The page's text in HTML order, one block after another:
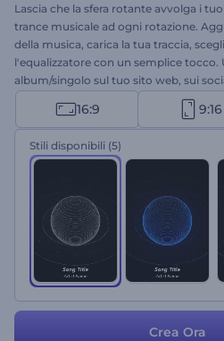
Lascia che la sfera rotante avvolga i
trance musicale ad ogni rotazione.
della musica, carica la tua traccia,
l'equalizzatore con un semplice
album/singolo sul tuo sito web, sui
musicali e altro ancora. Provalo oggi
16:9 9:16
Stili disponibili (5)
Crea Ora